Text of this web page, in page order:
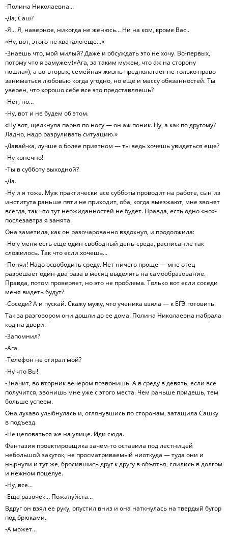
-Полина Николаевна…
-Да, Саш?
-Я… Я, наверное, никогда не женюсь… Ни на ком, кроме Вас..
«Ну, вот, этого не хватало еще…»
-Знаешь что, мой милый? Даже и обсуждать это не хочу. Во-первых,
потому что я замужем(«Ага, за таким мужем, что аж на сторону
пошла»), а во-вторых, семейная жизнь предполагает не только право
заниматься любовью когда угодно, но еще и массу обязанностей. Ты
уверен, что хорошо себе все это представляешь?
-Нет, но…
-Ну, вот и не будем об этом.
«Ну вот, щелкнула парня по носу — он аж поник. Ну, а как по другому?
Ладно, надо разруливать ситуацию.»
-Давай-ка, лучше о более приятном — ты ведь хочешь увидеться еще?
-Ну конечно!
-Ты в субботу выходной?
-Да.
-Ну и я тоже. Муж практически все субботы проводит на работе, сын из
института раньше пяти не приходит, оба, когда выезжают, мне звонят
всегда, так что тут неожиданностей не будет. Правда, есть одно «но»-
послезавтра я занята.
Она заметила, как он разочарованно вздохнул, и продолжила:
-Но у меня есть еще один свободный день-среда, расписание так
сложилось. Так что если хочешь…
-Понял! Надо освободить среду. Нет ничего проще — мне отец
разрешает один-два раза в месяц выделять на самообразование.
Правда, потом проверяет, но это не проблема. Только вот если соседи
меня видеть будут?
-Соседи? А и пускай. Скажу мужу, что ученика взяла — к ЕГЭ готовить.
Так за разговором они дошли до ее дома. Полина Николаевна набрала
код на двери.
-Запомнил?
-Ага.
-Телефон не стирал мой?
-Ну что Вы!
-Значит, во вторник вечером позвонишь. А в среду в девять, если все
получится, звонишь мне уже с этого места. Чем раньше придешь, тем
больше успеем.
Она лукаво улыбнулась и, оглянувшись по сторонам, затащила Сашку
в подъезд.
-Не целоваться же на улице. Иди сюда.
Фантазия проектировщика зачем-то оставила под лестницей
небольшой закуток, не просматриваемый ниоткуда — туда они и
нырнули и тут же, бросившись друг к другу в объятья, слились в долгом
и нежном поцелуе.
-Ну, все…
-Еще разочек… Пожалуйста…
Вдруг он взял ее руку, опустил вниз и она наткнулась на твердый бугор
под брюками.
-А может…